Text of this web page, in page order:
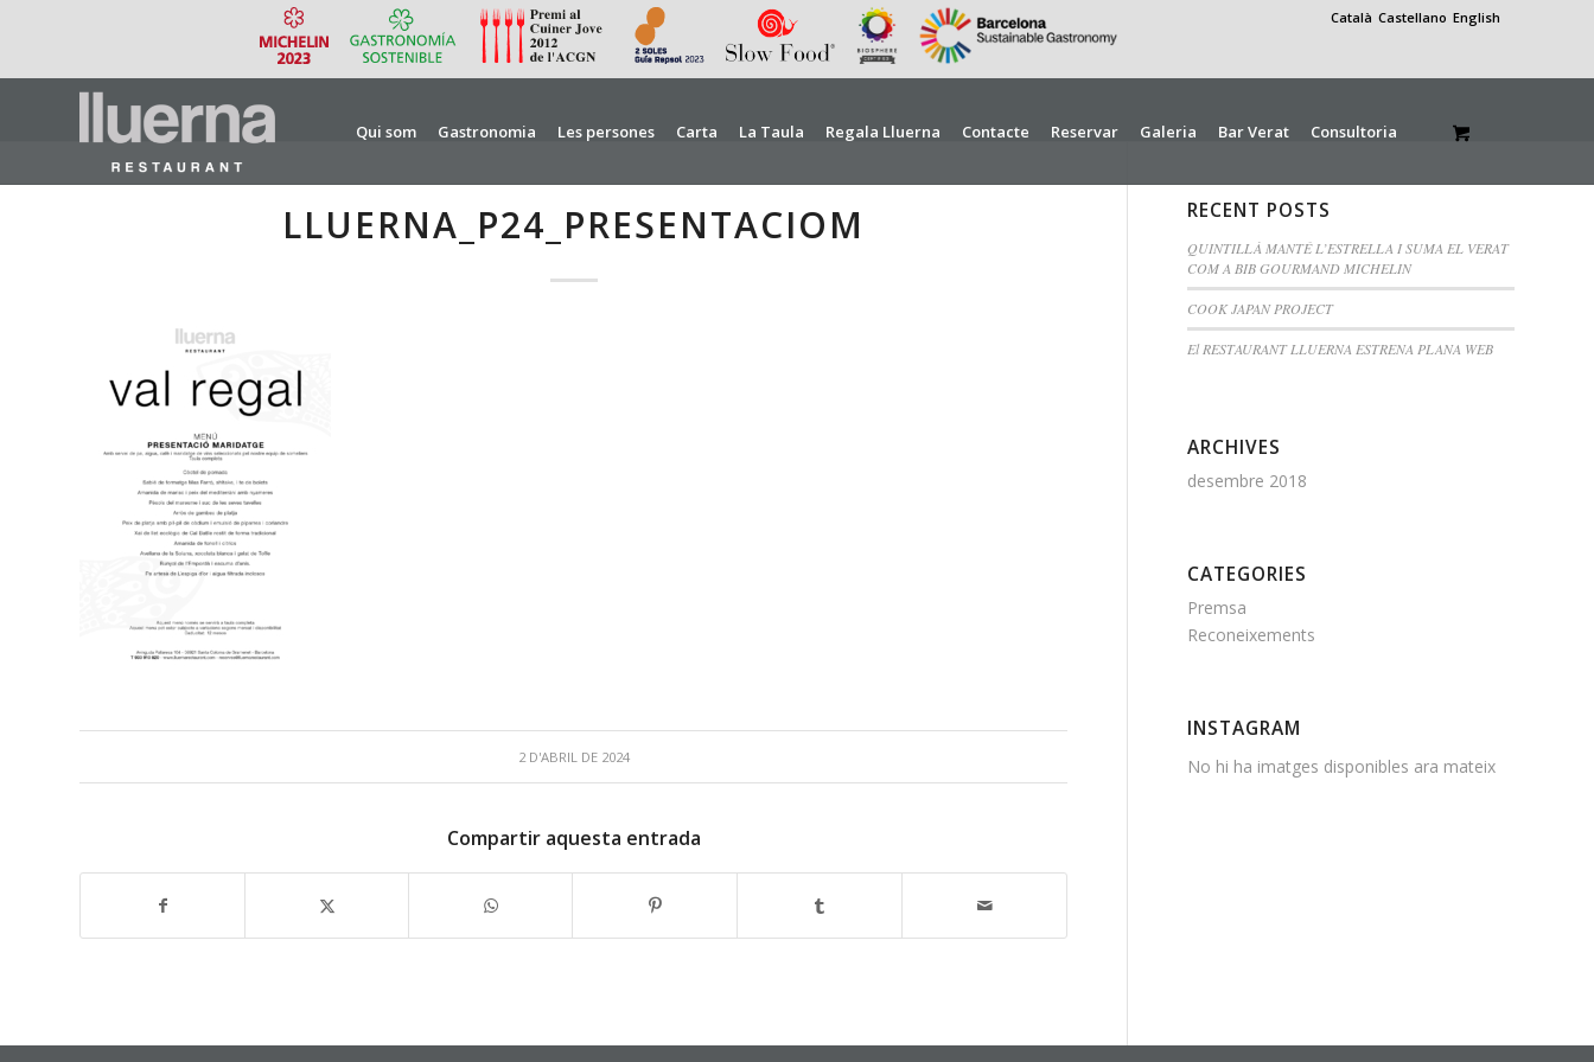
Català Castellano English
Qui som Gastronomia Les persones Carta La Taula Regala Lluerna Contacte Reservar Galeria Bar Verat Consultoria
LLUERNA_P24_PRESENTACIOM
2 D'ABRIL DE 2024
Compartir aquesta entrada
RECENT POSTS
QUINTILLÀ MANTÉ L’ESTRELLA I SUMA EL VERAT
COM A BIB GOURMAND MICHELIN
COOK JAPAN PROJECT
El RESTAURANT LLUERNA ESTRENA PLANA WEB
ARCHIVES
desembre 2018
CATEGORIES
Premsa
Reconeixements
INSTAGRAM
No hi ha imatges disponibles ara mateix